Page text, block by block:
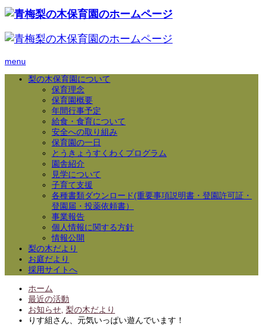
menu
梨の木保育園について
保育理念
保育園概要
年間行事予定
給食・食育について
安全への取り組み
保育園の一日
とうきょうすくわくプログラム
園舎紹介
見学について
子育て支援
各種書類ダウンロード(重要事項説明書・登園許可証・
登園届・投薬依頼書）
事業報告
個人情報に関する方針
情報公開
梨の木だより
お庭だより
採用サイトへ
ホーム
最近の活動
お知らせ 梨の木だより
りす組さん、元気いっぱい遊んでいます！